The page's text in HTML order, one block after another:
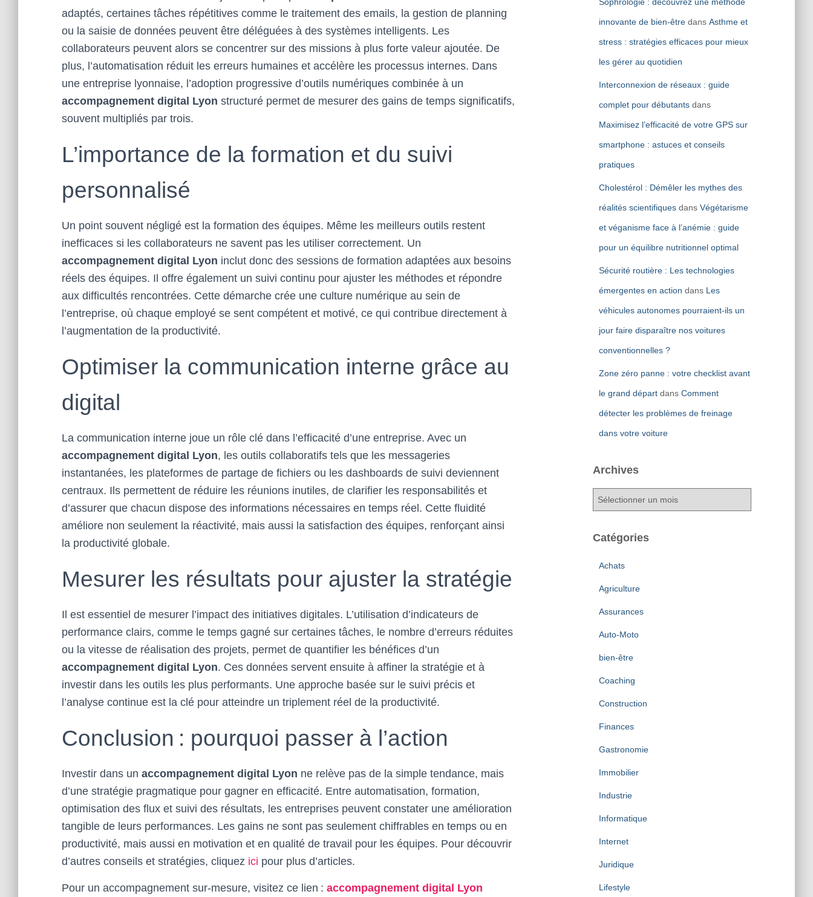
adaptés, certaines tâches répétitives comme le traitement des emails, la gestion de planning
ou la saisie de données peuvent être déléguées à des systèmes intelligents. Les
collaborateurs peuvent alors se concentrer sur des missions à plus forte valeur ajoutée. De
plus, l’automatisation réduit les erreurs humaines et accélère les processus internes. Dans
une entreprise lyonnaise, l’adoption progressive d’outils numériques combinée à un
accompagnement digital Lyon structuré permet de mesurer des gains de temps significatifs,
souvent multipliés par trois.
L’importance de la formation et du suivi
personnalisé
Un point souvent négligé est la formation des équipes. Même les meilleurs outils restent
inefficaces si les collaborateurs ne savent pas les utiliser correctement. Un
accompagnement digital Lyon inclut donc des sessions de formation adaptées aux besoins
réels des équipes. Il offre également un suivi continu pour ajuster les méthodes et répondre
aux difficultés rencontrées. Cette démarche crée une culture numérique au sein de
l’entreprise, où chaque employé se sent compétent et motivé, ce qui contribue directement à
l’augmentation de la productivité.
Optimiser la communication interne grâce au
digital
La communication interne joue un rôle clé dans l’efficacité d’une entreprise. Avec un
accompagnement digital Lyon, les outils collaboratifs tels que les messageries
instantanées, les plateformes de partage de fichiers ou les dashboards de suivi deviennent
centraux. Ils permettent de réduire les réunions inutiles, de clarifier les responsabilités et
d’assurer que chacun dispose des informations nécessaires en temps réel. Cette fluidité
améliore non seulement la réactivité, mais aussi la satisfaction des équipes, renforçant ainsi
la productivité globale.
Mesurer les résultats pour ajuster la stratégie
Il est essentiel de mesurer l’impact des initiatives digitales. L’utilisation d’indicateurs de
performance clairs, comme le temps gagné sur certaines tâches, le nombre d’erreurs réduites
ou la vitesse de réalisation des projets, permet de quantifier les bénéfices d’un
accompagnement digital Lyon. Ces données servent ensuite à affiner la stratégie et à
investir dans les outils les plus performants. Une approche basée sur le suivi précis et
l’analyse continue est la clé pour atteindre un triplement réel de la productivité.
Conclusion : pourquoi passer à l’action
Investir dans un accompagnement digital Lyon ne relève pas de la simple tendance, mais
d’une stratégie pragmatique pour gagner en efficacité. Entre automatisation, formation,
optimisation des flux et suivi des résultats, les entreprises peuvent constater une amélioration
tangible de leurs performances. Les gains ne sont pas seulement chiffrables en temps ou en
productivité, mais aussi en motivation et en qualité de travail pour les équipes. Pour découvrir
d’autres conseils et stratégies, cliquez ici pour plus d’articles.
Pour un accompagnement sur-mesure, visitez ce lien : accompagnement digital Lyon
innovante de bien-êtredans Asthme et
stress : stratégies efficaces pour mieux
les gérer au quotidien
Interconnexion de réseaux : guide
complet pour débutantsdans
Maximisez l’efficacité de votre GPS sur
smartphone : astuces et conseils
pratiques
Cholestérol : Démêler les mythes des
réalités scientifiquesdans Végétarisme
et véganisme face à l’anémie : guide
pour un équilibre nutritionnel optimal
Sécurité routière : Les technologies
émergentes en action dans Les
véhicules autonomes pourraient-ils un
jour faire disparaître nos voitures
conventionnelles ?
Zone zéro panne : votre checklist avant
le grand départdans Comment
détecter les problèmes de freinage
dans votre voiture
Archives
h
Catégories
Achats
Agriculture
Assurances
Auto-Moto
bien-être
Coaching
Construction
Finances
Gastronomie
Immobilier
Industrie
Informatique
Internet
Juridique
Lifestyle